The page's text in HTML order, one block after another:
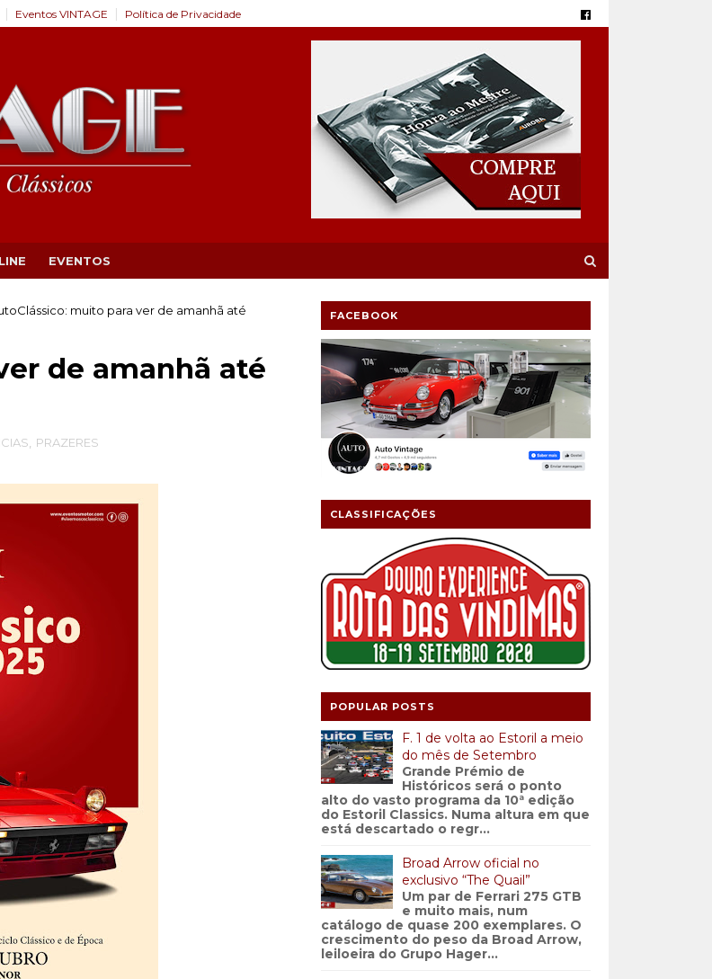
Eventos VINTAGE Política de Privacidade
EVENTOS
muito para ver de amanhã até
de amanhã até
PRAZERES
FACEBOOK
CLASSIFICAÇÕES
POPULAR POSTS
F. 1 de volta ao Estoril a meio
do mês de Setembro
Grande Prémio de
Históricos será o ponto
alto do vasto programa da 10ª edição
do Estoril Classics. Numa altura em que
está descartado o regr...
Broad Arrow oficial no
exclusivo “The Quail”
Um par de Ferrari 275 GTB
e muito mais, num
catálogo de quase 200 exemplares. O
crescimento do peso da Broad Arrow,
leiloeira do Grupo Hager...